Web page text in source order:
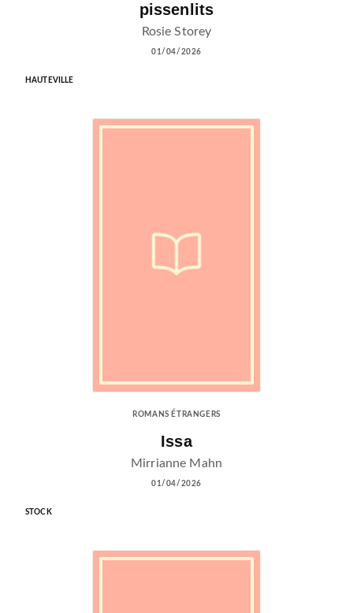
pissenlits
Rosie Storey
01/04/2026
HAUTEVILLE
ROMANS ÉTRANGERS
Issa
Mirrianne Mahn
01/04/2026
STOCK